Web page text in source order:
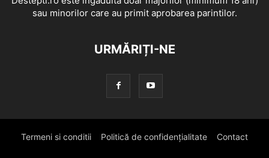
sau minorilor care au primit aprobarea parintilor.
URMĂRIȚI-NE
Termeni si conditii Politică de confidențialitate Contact